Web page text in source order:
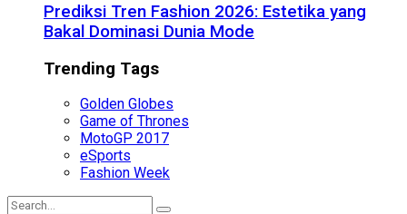
Prediksi Tren Fashion 2026: Estetika yang
Bakal Dominasi Dunia Mode
Trending Tags
Golden Globes
Game of Thrones
MotoGP 2017
eSports
Fashion Week